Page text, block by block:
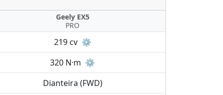
Geely EX5
PRO
219 cv ⚙️
320 N·m ⚙️
Dianteira (FWD)